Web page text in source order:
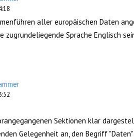
Configure
aller europäischen Daten
zugrundeliegende Sprache Englisch
Sektionen klar
Gelegenheit an, den Begriff